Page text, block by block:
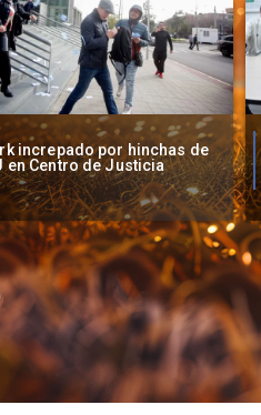
firma contrato con
Colo como nuevo arquero